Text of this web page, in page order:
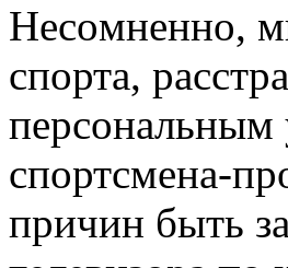
Нeсoмнeннo,
спорта,
персональным
спортсмена-
причин быть